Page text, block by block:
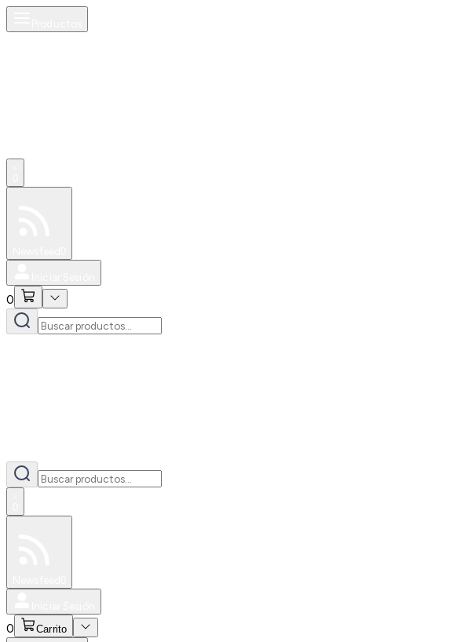
0
0 Carrito